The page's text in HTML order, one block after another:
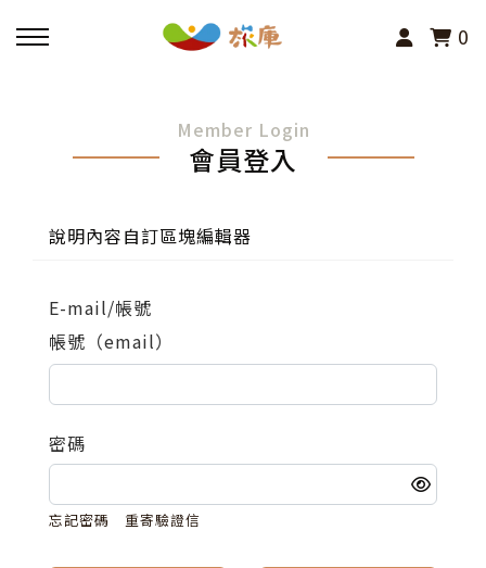
0
小旅行及主題導覽
講座、體驗與課程
其他活動
Member Login
會員登入
說明內容自訂區塊編輯器
E-mail/帳號
帳號（email）
密碼
忘記密碼 重寄驗證信